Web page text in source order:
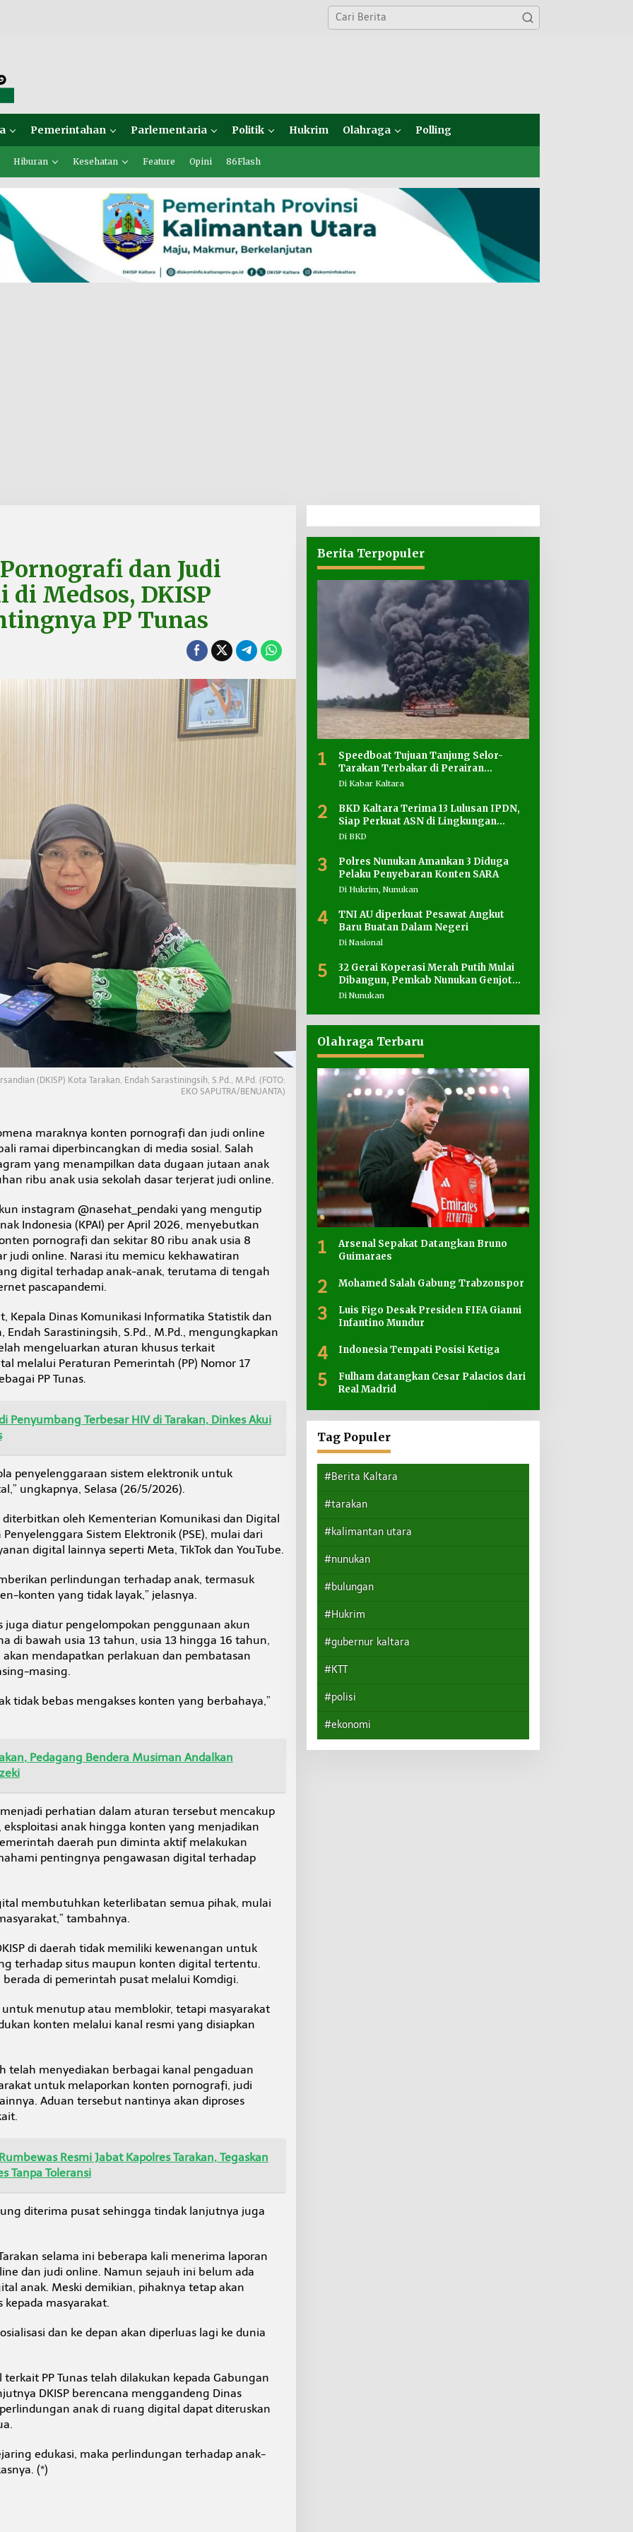
Pemerintahan Parlementaria Politik Hukrim Olahraga Polling
Hiburan Kesehatan Feature Opini 86Flash
dan Judi
Medsos, DKISP
PP Tunas
(DKISP) Kota Tarakan, Endah Sarastiningsih, S.Pd., M.Pd. (FOTO:
EKO SAPUTRA/BENUANTA)
maraknya konten pornografi dan judi online
ramai diperbincangkan di media sosial. Salah
yang menampilkan data dugaan jutaan anak
ribu anak usia sekolah dasar terjerat judi online.
instagram @nasehat_pendaki yang mengutip
Indonesia (KPAI) per April 2026, menyebutkan
pornografi dan sekitar 80 ribu anak usia 8
judi online. Narasi itu memicu kekhawatiran
digital terhadap anak-anak, terutama di tengah
pascapandemi.
Kepala Dinas Komunikasi Informatika Statistik dan
Endah Sarastiningsih, S.Pd., M.Pd., mengungkapkan
mengeluarkan aturan khusus terkait
melalui Peraturan Pemerintah (PP) Nomor 17
PP Tunas.
Penyumbang Terbesar HIV di Tarakan, Dinkes Akui
penyelenggaraan sistem elektronik untuk
ungkapnya, Selasa (26/5/2026).
oleh Kementerian Komunikasi dan Digital
Sistem Elektronik (PSE), mulai dari
digital lainnya seperti Meta, TikTok dan YouTube.
perlindungan terhadap anak, termasuk
konten yang tidak layak,” jelasnya.
juga diatur pengelompokan penggunaan akun
di bawah usia 13 tahun, usia 13 hingga 16 tahun,
mendapatkan perlakuan dan pembatasan
masing.
tidak bebas mengakses konten yang berbahaya,”
Pedagang Bendera Musiman Andalkan
perhatian dalam aturan tersebut mencakup
anak hingga konten yang menjadikan
daerah pun diminta aktif melakukan
pentingnya pengawasan digital terhadap
membutuhkan keterlibatan semua pihak, mulai
tambahnya.
di daerah tidak memiliki kewenangan untuk
terhadap situs maupun konten digital tertentu.
di pemerintah pusat melalui Komdigi.
menutup atau memblokir, tetapi masyarakat
konten melalui kanal resmi yang disiapkan
telah menyediakan berbagai kanal pengaduan
untuk melaporkan konten pornografi, judi
Aduan tersebut nantinya akan diproses
Resmi Jabat Kapolres Tarakan, Tegaskan
Tanpa Toleransi
diterima pusat sehingga tindak lanjutnya juga
selama ini beberapa kali menerima laporan
dan judi online. Namun sejauh ini belum ada
anak. Meski demikian, pihaknya tetap akan
kepada masyarakat.
dan ke depan akan diperluas lagi ke dunia
PP Tunas telah dilakukan kepada Gabungan
DKISP berencana menggandeng Dinas
anak di ruang digital dapat diteruskan
edukasi, maka perlindungan terhadap anak-
(*)
Berita Terpopuler
1
Speedboat Tujuan Tanjung Selor-
Tarakan Terbakar di Perairan
Salimbatu
Di Kabar Kaltara
2
BKD Kaltara Terima 13 Lulusan IPDN,
Siap Perkuat ASN di Lingkungan
Pemprov
Di BKD
3
Polres Nunukan Amankan 3 Diduga
Pelaku Penyebaran Konten SARA
Di Hukrim, Nunukan
4
TNI AU diperkuat Pesawat Angkut
Baru Buatan Dalam Negeri
Di Nasional
5
32 Gerai Koperasi Merah Putih Mulai
Dibangun, Pemkab Nunukan Genjot
Penyediaan Lahan
Di Nunukan
Olahraga Terbaru
1
Arsenal Sepakat Datangkan Bruno
Guimaraes
2 Mohamed Salah Gabung Trabzonspor
3
Luis Figo Desak Presiden FIFA Gianni
Infantino Mundur
4 Indonesia Tempati Posisi Ketiga
5
Fulham datangkan Cesar Palacios dari
Real Madrid
Tag Populer
#Berita Kaltara
#tarakan
#kalimantan utara
#nunukan
#bulungan
#Hukrim
#gubernur kaltara
#KTT
#polisi
#ekonomi